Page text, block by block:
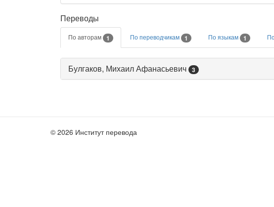
Переводы
По авторам 1 По переводчикам 1 По языкам 1
Булгаков, Михаил Афанасьевич 3
© 2026 Институт перевода